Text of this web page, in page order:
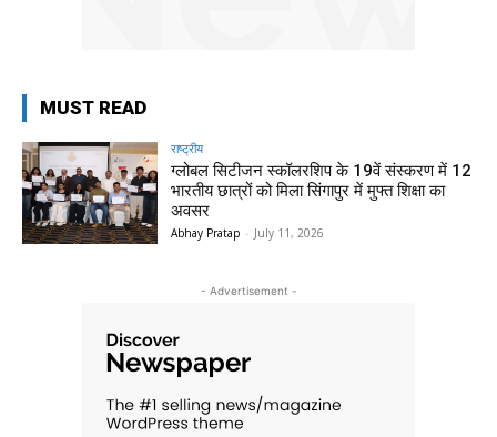
MUST READ
राष्ट्रीय
ग्लोबल सिटीजन स्कॉलरशिप के 19वें संस्करण में 12
भारतीय छात्रों को मिला सिंगापुर में मुफ्त शिक्षा का
अवसर
Abhay Pratap - July 11, 2026
- Advertisement -